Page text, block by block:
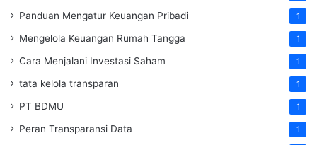
Panduan Mengatur Keuangan Pribadi 1
Mengelola Keuangan Rumah Tangga 1
Cara Menjalani Investasi Saham 1
tata kelola transparan 1
PT BDMU 1
Peran Transparansi Data 1